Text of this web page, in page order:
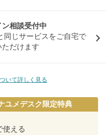
ン相談受付中
同じサービスをご自宅で
ただけます
いて詳しく見る
ユメデスク限定特典
使える